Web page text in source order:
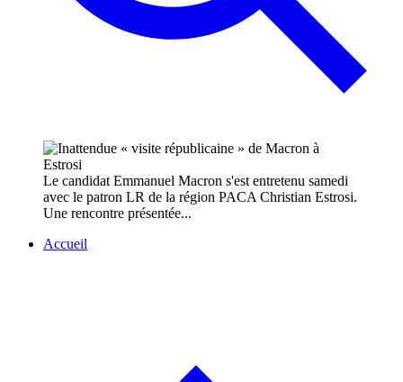
Le candidat Emmanuel Macron s'est entretenu samedi
avec le patron LR de la région PACA Christian Estrosi.
Une rencontre présentée...
Accueil